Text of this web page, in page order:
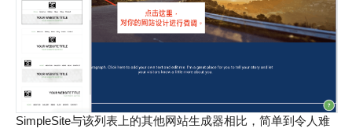
SimpleSite与该列表上的其他网站生成器相比，简单到令人难